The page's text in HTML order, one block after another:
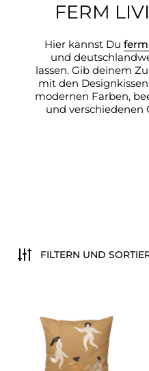
FERM
Hier kannst Du ferm
und
lassen. Gib deinem
mit den
modernen Farben,
und verschiedenen
FILTERN UND